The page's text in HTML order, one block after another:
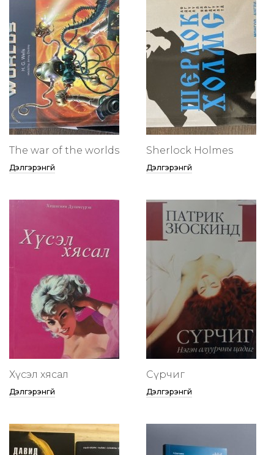
The war of the worlds
Дэлгэрэнгүй
Sherlock Holmes
Дэлгэрэнгүй
Хүсэл хясал
Дэлгэрэнгүй
Сүрчиг
Дэлгэрэнгүй